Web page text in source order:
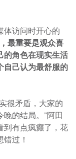
体访问时开心的
最重要是观众喜
的角色在现实生活
自己认为最舒服的
很矛盾，大家的
的结局。”阿田
到有点疯癫了，花
过！